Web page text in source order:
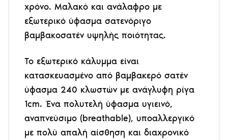
χρόνο. Μαλακό και ανάλαφρο με
εξωτερικό ύφασμα σατενόριγο
βαμβακοσατέν υψηλής ποιότητας.
Το εξωτερικό κάλυμμα είναι
κατασκευασμένο από βαμβακερό σατέν
ύφασμα 240 κλωστών με ανάγλυφη ρίγα
1cm. Ένα πολυτελή ύφασμα υγιεινό,
αναπνεύσιμο (breathable), υποαλλεργικό
με πολύ απαλή αίσθηση και διαχρονικό